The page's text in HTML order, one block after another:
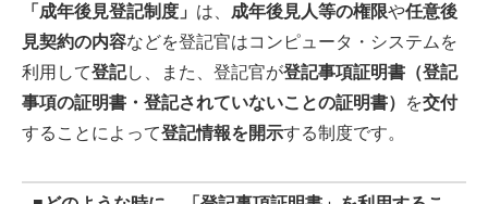
「成年後見登記制度」 は、 成年後見人等の権限や任意後
見契約の内容などを登記官はコンピュータ・システムを
利用して登記し、また、登記官が登記事項証明書（登記
事項の証明書・登記されていないことの証明書）
を交付
することによって登記情報を開示する制度です。